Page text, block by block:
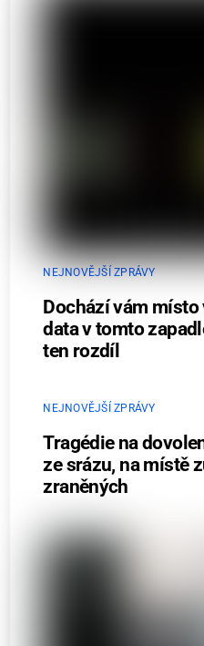
NEJNOVĚJŠÍ ZPRÁVY
Dochází vám
data v tomto
ten rozdíl
NEJNOVĚJŠÍ ZPRÁVY
Tragédie na
ze srázu, na místě
zraněných